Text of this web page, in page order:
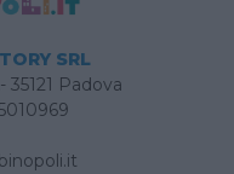
SRL
35121 Padova